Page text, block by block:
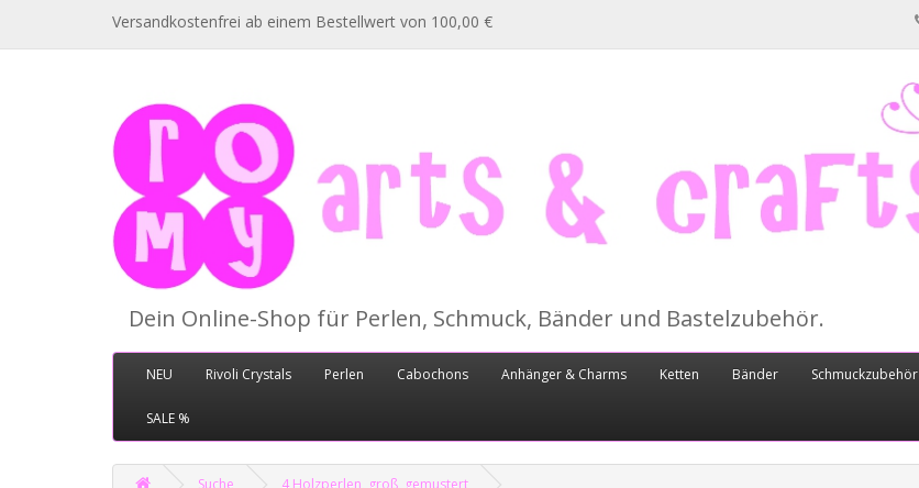
Versandkostenfrei ab einem Bestellwert von 100,00 €
Dein Online-Shop für Perlen, Schmuck, Bänder und Bastelzubehör.
NEU Rivoli Crystals Perlen Cabochons Anhänger & Charms Ketten Bänder Schmuckzubehör
SALE %
Suche 4 Holzperlen, groß, gemustert